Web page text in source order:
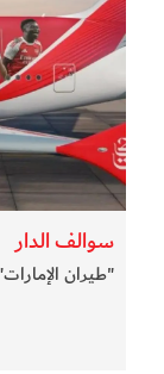
سوالف الدار
"طيران